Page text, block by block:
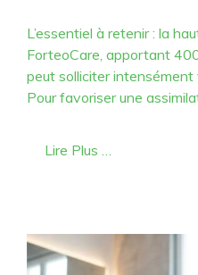
L’essentiel à retenir : la
ForteoCare, apportant
peut solliciter
Pour favoriser une
Lire Plus …